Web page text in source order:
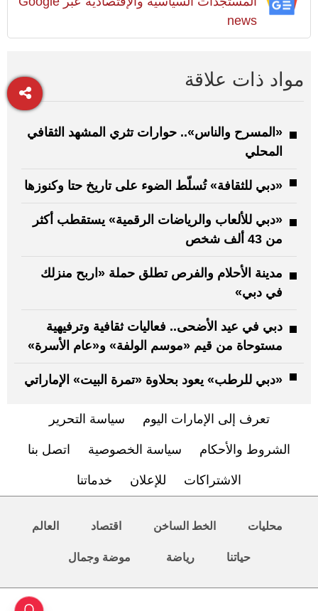
news
مواد ذات علاقة
«المسرح والناس».. حوارات تثري المشهد الثقافي
المحلي
«دبي للثقافة» تُسلّط الضوء على تاريخ حتا وكنوزها
«دبي للألعاب والرياضات الرقمية» يستقطب أكثر
من 43 ألف شخص
مدينة الأحلام والفرص تطلق حملة «اربح منزلك
في دبي»
دبي في عيد الأضحى.. فعاليات ثقافية وترفيهية
مستوحاة من قيم «موسم الولفة» و«عام الأسرة»
«دبي للرطب» يعود بحلاوة «تمرة البيت» الإماراتي
تعرف إلى الإمارات اليوم سياسة التحرير
الشروط والأحكام سياسة الخصوصية اتصل بنا
الاشتراكات للإعلان خدماتنا
محليات الخط الساخن اقتصاد العالم
حياتنا رياضة موضة وجمال